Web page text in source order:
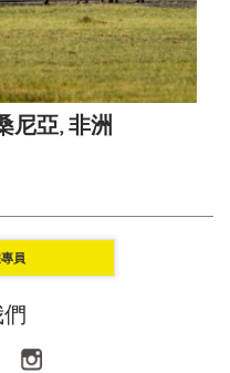
尼亞, 非洲
員